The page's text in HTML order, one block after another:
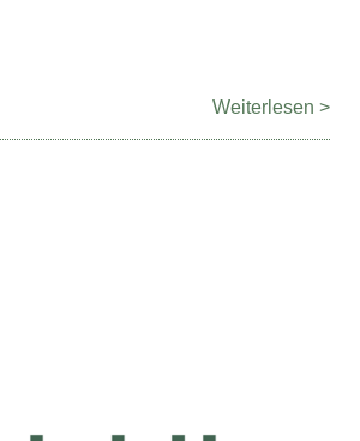
Weiterlesen